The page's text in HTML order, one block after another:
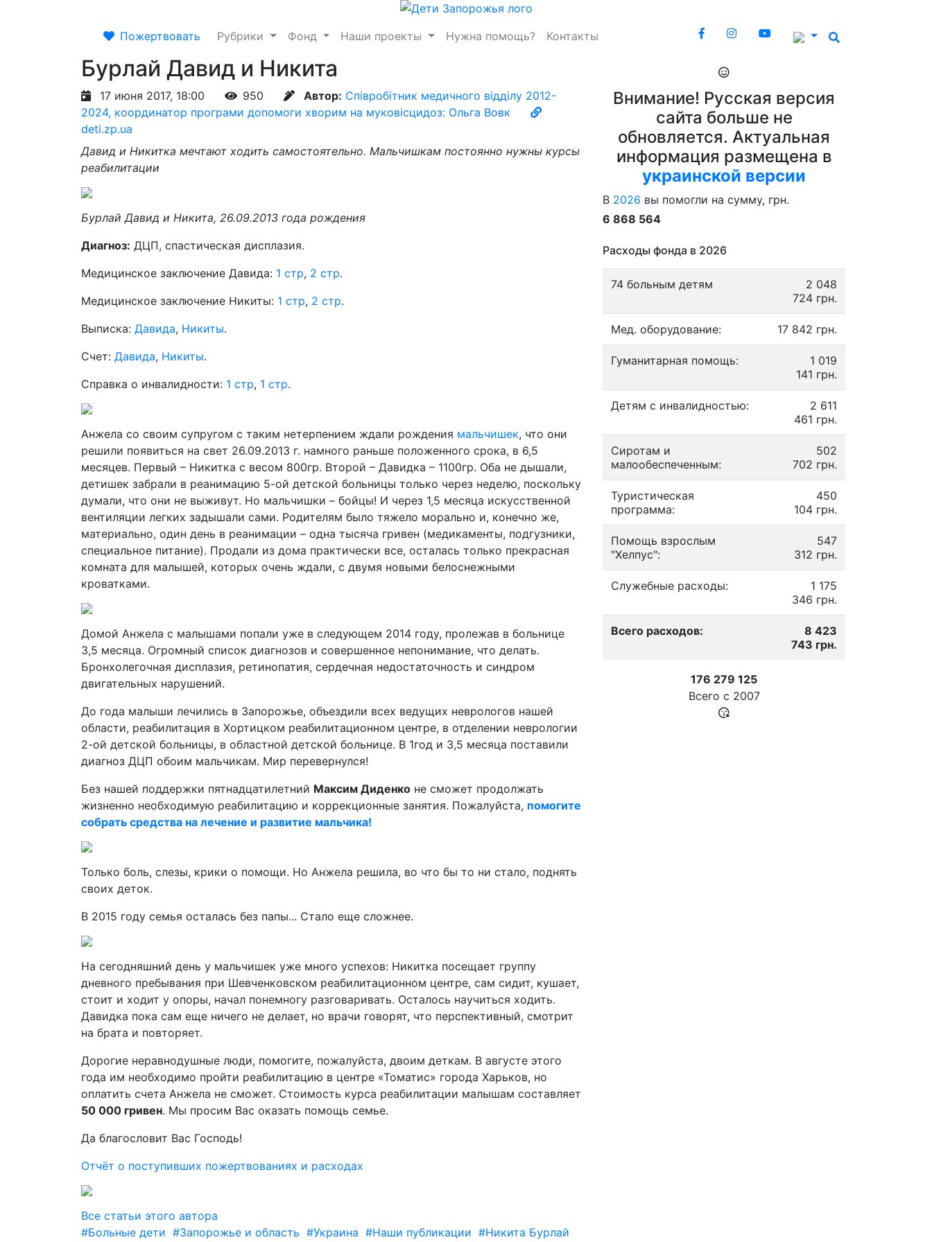
Пожертвовать Рубрики Фонд Наши проекты Нужна помощь? Контакты
Бурлай Давид и Никита
17 июня 2017, 18:00 950 Автор: Співробітник медичного відділу 2012-
2024, координатор програми допомоги хворим на муковісцидоз: Ольга Вовк
deti.zp.ua
Давид и Никитка мечтают ходить самостоятельно. Мальчишкам постоянно нужны курсы
реабилитации
Бурлай Давид и Никита, 26.09.2013 года рождения
Диагноз: ДЦП, спастическая дисплазия.
Медицинское заключение Давида: 1 стр, 2 стр.
Медицинское заключение Никиты: 1 стр, 2 стр.
Выписка: Давида, Никиты.
Счет: Давида, Никиты.
Справка о инвалидности: 1 стр, 1 стр.
Анжела со своим супругом с таким нетерпением ждали рождения мальчишек, что они
решили появиться на свет 26.09.2013 г. намного раньше положенного срока, в 6,5
месяцев. Первый – Никитка с весом 800гр. Второй – Давидка – 1100гр. Оба не дышали,
детишек забрали в реанимацию 5-ой детской больницы только через неделю, поскольку
думали, что они не выживут. Но мальчишки – бойцы! И через 1,5 месяца искусственной
вентиляции легких задышали сами. Родителям было тяжело морально и, конечно же,
материально, один день в реанимации – одна тысяча гривен (медикаменты, подгузники,
специальное питание). Продали из дома практически все, осталась только прекрасная
комната для малышей, которых очень ждали, с двумя новыми белоснежными
кроватками.
Домой Анжела с малышами попали уже в следующем 2014 году, пролежав в больнице
3,5 месяца. Огромный список диагнозов и совершенное непонимание, что делать.
Бронхолегочная дисплазия, ретинопатия, сердечная недостаточность и синдром
двигательных нарушений.
До года малыши лечились в Запорожье, объездили всех ведущих неврологов нашей
области, реабилитация в Хортицком реабилитационном центре, в отделении неврологии
2-ой детской больницы, в областной детской больнице. В 1год и 3,5 месяца поставили
диагноз ДЦП обоим мальчикам. Мир перевернулся!
Без нашей поддержки пятнадцатилетний Максим Диденко не сможет продолжать
жизненно необходимую реабилитацию и коррекционные занятия. Пожалуйста, помогите
собрать средства на лечение и развитие мальчика!
Только боль, слезы, крики о помощи. Но Анжела решила, во что бы то ни стало, поднять
своих деток.
В 2015 году семья осталась без папы... Стало еще сложнее.
На сегодняшний день у мальчишек уже много успехов: Никитка посещает группу
дневного пребывания при Шевченковском реабилитационном центре, сам сидит, кушает,
стоит и ходит у опоры, начал понемногу разговаривать. Осталось научиться ходить.
Давидка пока сам еще ничего не делает, но врачи говорят, что перспективный, смотрит
на брата и повторяет.
Дорогие неравнодушные люди, помогите, пожалуйста, двоим деткам. В августе этого
года им необходимо пройти реабилитацию в центре «Томатис» города Харьков, но
оплатить счета Анжела не сможет. Стоимость курса реабилитации малышам составляет
50 000 гривен. Мы просим Вас оказать помощь семье.
Да благословит Вас Господь!
Отчёт о поступивших пожертвованиях и расходах
Все статьи этого автора
#Больные дети #Запорожье и область #Украина #Наши публикации #Никита Бурлай
Внимание! Русская версия
сайта больше не
обновляется. Актуальная
информация размещена в
украинской версии
В 2026 вы помогли на сумму, грн.
6 868 564
Расходы фонда в 2026
74 больным детям
2 048
724 грн.
Мед. оборудование: 17 842 грн.
Гуманитарная помощь:
1 019
141 грн.
Детям с инвалидностью:
2 611
461 грн.
Сиротам и
малообеспеченным:
502
702 грн.
Туристическая
программа:
450
104 грн.
Помощь взрослым
"Хелпус":
547
312 грн.
Служебные расходы:
1 175
346 грн.
Всего расходов:
8 423
743 грн.
176 279 125
Всего с 2007